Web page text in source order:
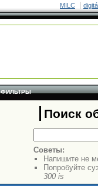
MILC
ФИЛЬТРЫ
Поиск
Советы:
Напишите не
Попробуйте
300 is